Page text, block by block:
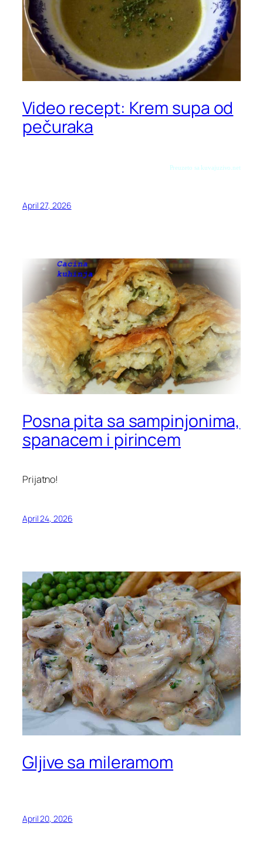
Video recept: Krem supa od
pečuraka
Preuzeto sa kuvajuzivo.net
April 27, 2026
Posna pita sa sampinjonima,
spanacem i pirincem
Prijatno!
April 24, 2026
Gljive sa mileramom
April 20, 2026